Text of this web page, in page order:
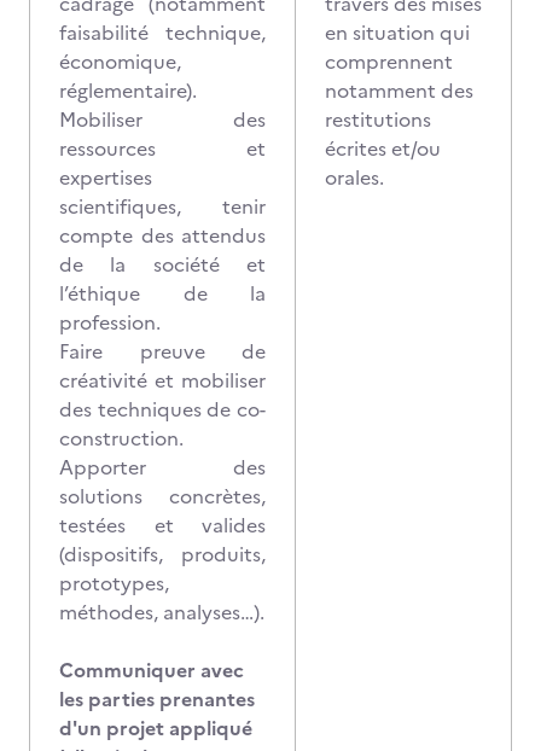
faisabilité technique,
économique,
réglementaire).
Mobiliser des
ressources et
expertises
scientifiques, tenir
compte des attendus
de la société et
l’éthique de la
profession.
Faire preuve de
créativité et mobiliser
des techniques de co-
construction.
Apporter des
solutions concrètes,
testées et valides
(dispositifs, produits,
prototypes,
méthodes, analyses…).
Communiquer avec
les parties prenantes
d'un projet appliqué
en situation qui
comprennent
notamment des
restitutions
écrites et/ou
orales.